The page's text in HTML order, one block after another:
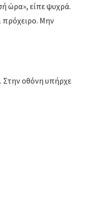
ώρα», είπε ψυχρά.
πρόχειρο. Μην
Στην οθόνη υπήρχε